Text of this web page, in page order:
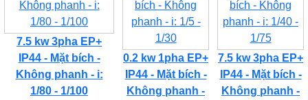
7.5 kw 3pha EP+
IP44 - Mặt bích -
Không phanh - i:
1/80 - 1/100
0.2 kw 1pha EP+
IP44 - Mặt bích -
Không phanh -
7.5 kw 3pha EP+
IP44 - Mặt bích -
Không phanh -